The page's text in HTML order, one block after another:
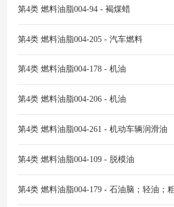
第4类 燃料油脂004-94 - 褐煤蜡
第4类 燃料油脂004-205 - 汽车燃料
第4类 燃料油脂004-178 - 机油
第4类 燃料油脂004-206 - 机油
第4类 燃料油脂004-261 - 机动车辆润滑油
第4类 燃料油脂004-109 - 脱模油
第4类 燃料油脂004-179 - 石油脑；轻油；